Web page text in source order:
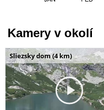
Kamery v okolí
Sliezsky dom (4 km)